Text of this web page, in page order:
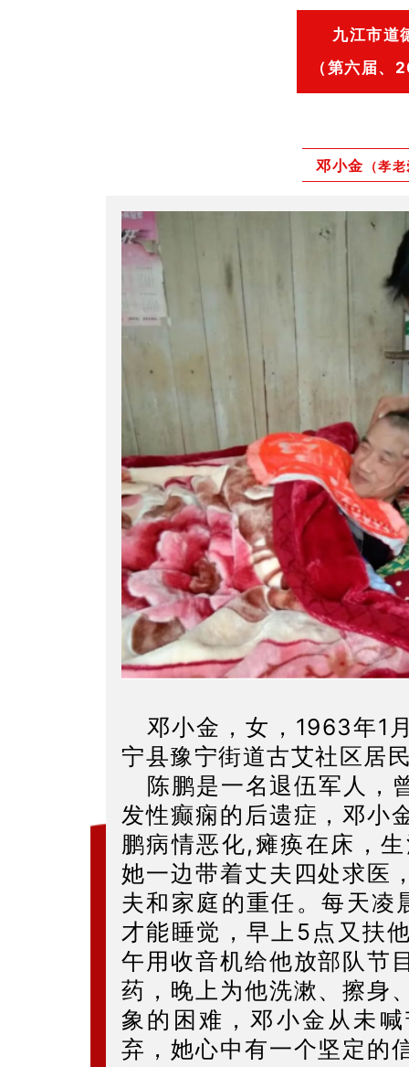
九江市道
（第六届、
邓小金 （孝
邓小金，女，1963年1
宁县豫宁街道古艾社区居
陈鹏是一名退伍军人，
发性癫痫的后遗症，邓小
鹏病情恶化,瘫痪在床，
她一边带着丈夫四处求医
夫和家庭的重任。每天凌
才能睡觉，早上5点又扶
午用收音机给他放部队节
药，晚上为他洗漱、擦身
象的困难，邓小金从未
弃，她心中有一个坚定的